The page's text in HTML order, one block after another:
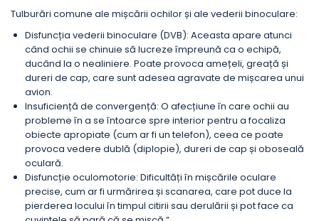
Tulburări comune ale mișcării ochilor și ale vederii binoculare:
Disfuncția vederii binoculare (DVB): Aceasta apare atunci
când ochii se chinuie să lucreze împreună ca o echipă,
ducând la o nealiniere. Poate provoca amețeli, greață și
dureri de cap, care sunt adesea agravate de mișcarea unui
avion.
Insuficiență de convergență: O afecțiune în care ochii au
probleme în a se întoarce spre interior pentru a focaliza
obiecte apropiate (cum ar fi un telefon), ceea ce poate
provoca vedere dublă (diplopie), dureri de cap și oboseală
oculară.
Disfuncție oculomotorie: Dificultăți în mișcările oculare
precise, cum ar fi urmărirea și scanarea, care pot duce la
pierderea locului în timpul citirii sau derulării și pot face ca